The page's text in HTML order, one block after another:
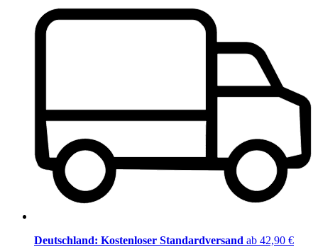
Deutschland: Kostenloser Standardversand ab 42,90 €